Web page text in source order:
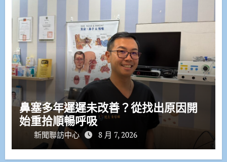
鼻塞多年遲遲未改善？從找出原因開
始重拾順暢呼吸
新聞聯訪中心 8 月 7, 2026